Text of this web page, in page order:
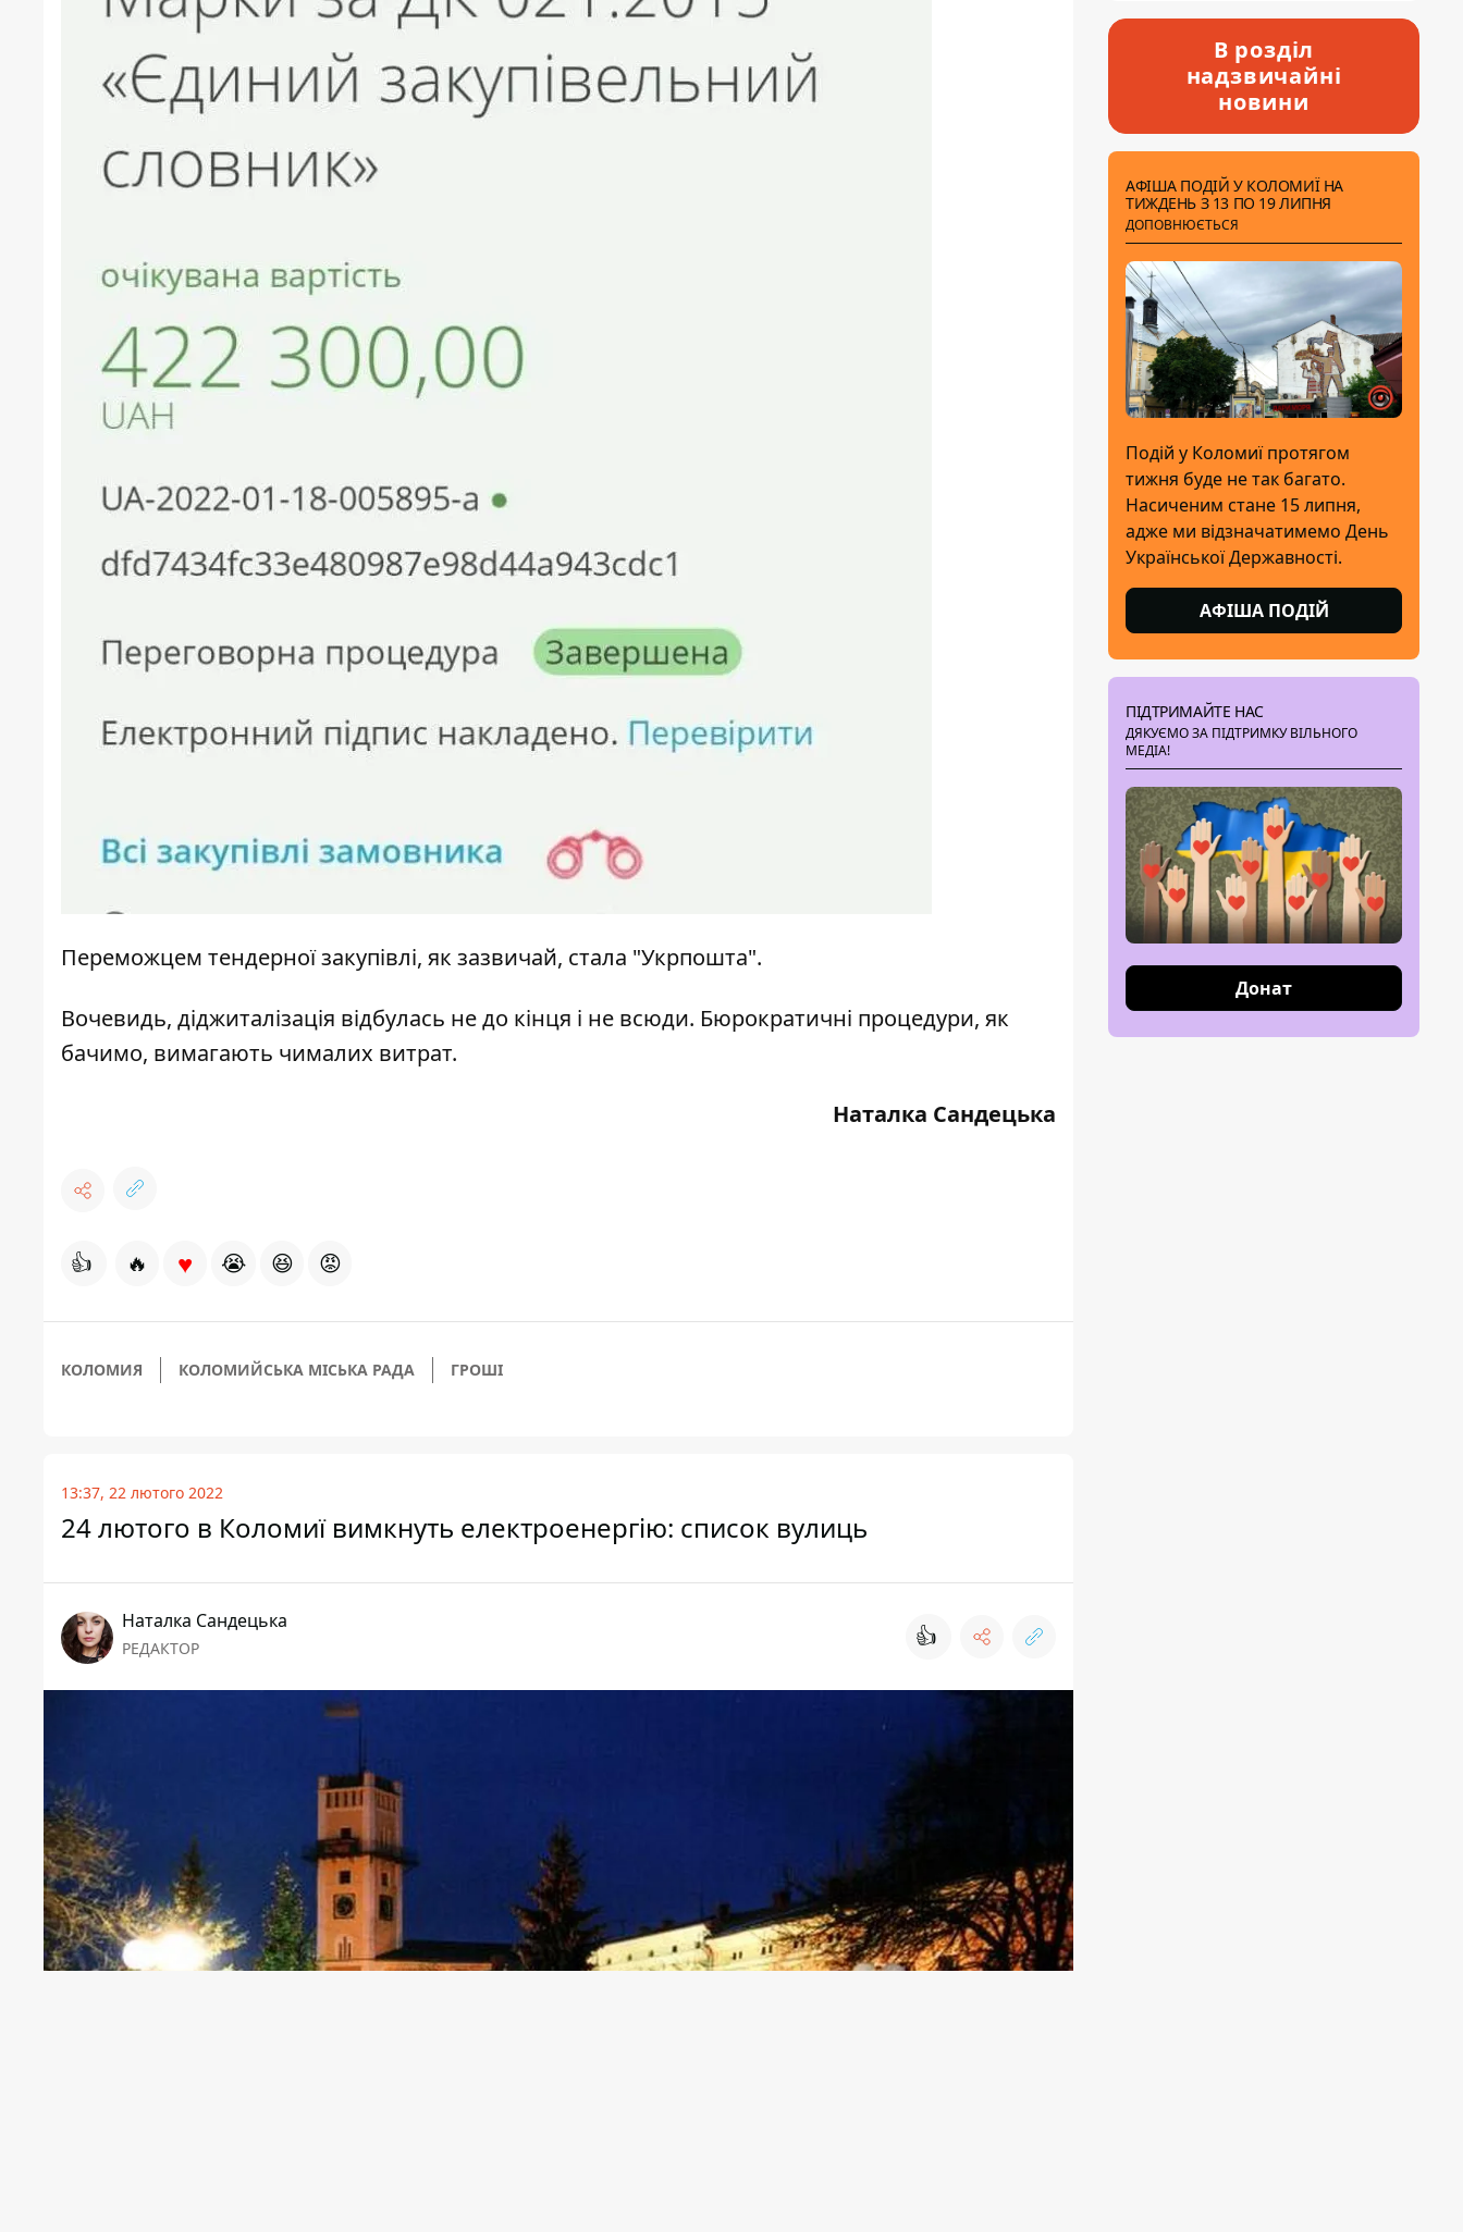
Переможцем тендерної закупівлі, як зазвичай, стала "Укрпошта".
Вочевидь, діджиталізація відбулась не до кінця і не всюди. Бюрократичні процедури, як
бачимо, вимагають чималих витрат.
Наталка Сандецька
👍 🔥 ♥ 😭 😆 😡
КОЛОМИЯ КОЛОМИЙСЬКА МІСЬКА РАДА ГРОШІ
13:37, 22 лютого 2022
24 лютого в Коломиї вимкнуть електроенергію: список вулиць
Наталка Сандецька
РЕДАКТОР 👍
В розділ
надзвичайні
новини
АФІША ПОДІЙ У КОЛОМИЇ НА
ТИЖДЕНЬ З 13 ПО 19 ЛИПНЯ
ДОПОВНЮЄТЬСЯ
Подій у Коломиї протягом
тижня буде не так багато.
Насиченим стане 15 липня,
адже ми відзначатимемо День
Української Державності.
АФІША ПОДІЙ
ПІДТРИМАЙТЕ НАС
ДЯКУЄМО ЗА ПІДТРИМКУ ВІЛЬНОГО
МЕДІА!
Донат